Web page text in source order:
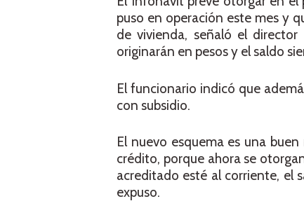
puso en operación este mes y
de vivienda, señaló el
originarán en pesos y el saldo
El funcionario indicó que
con subsidio.
El nuevo esquema es una
crédito, porque ahora se
acreditado esté al corriente, el
expuso.